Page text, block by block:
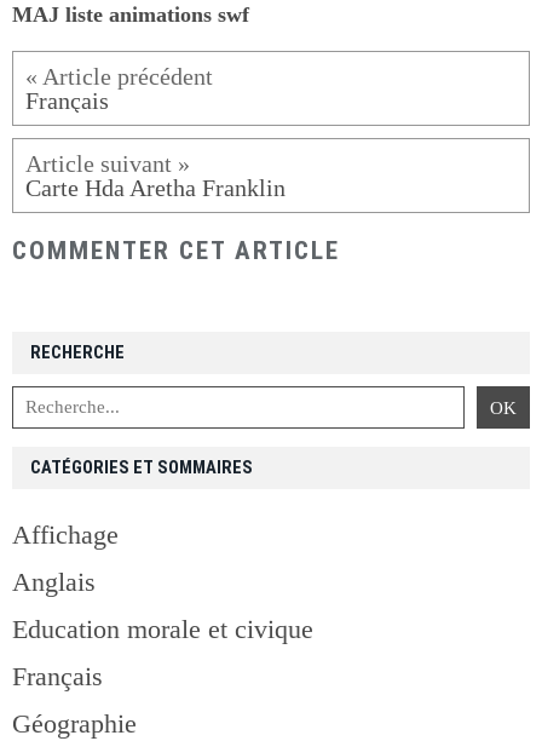
MAJ liste animations swf
Français
Carte Hda Aretha Franklin
COMMENTER CET ARTICLE
RECHERCHE
CATÉGORIES ET SOMMAIRES
Affichage
Anglais
Education morale et civique
Français
Géographie